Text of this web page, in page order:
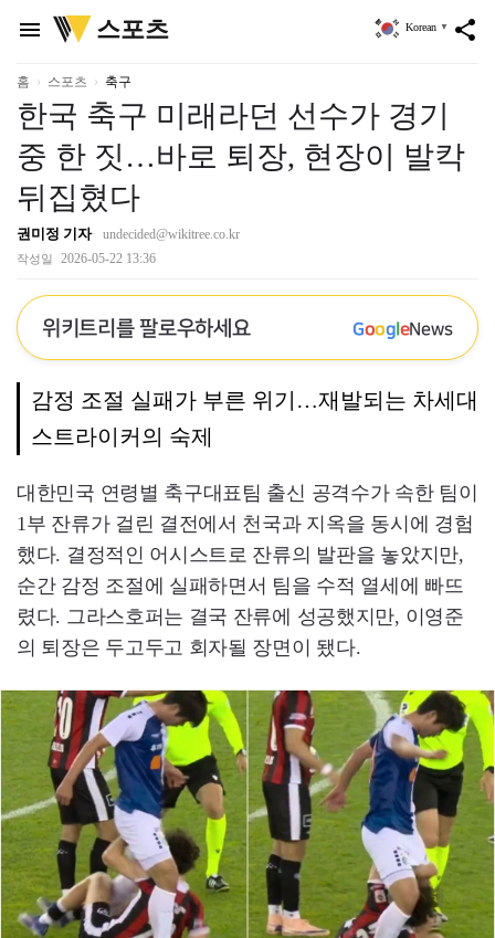
menu
위
키
리
스포츠 share
Korean ▼
홈 스포츠 축구
한국 축구 미래라던 선수가 경기
중 한 짓…바로 퇴장, 현장이 발칵
뒤집혔다
권미정 기자 undecided@wikitree.co.kr
작성일 2026-05-22 13:36
위키트리를 팔로우하세요 GoogleNews
감정 조절 실패가 부른 위기…재발되는 차세대
스트라이커의 숙제
대한민국 연령별 축구대표팀 출신 공격수가 속한 팀이
1부 잔류가 걸린 결전에서 천국과 지옥을 동시에 경험
했다. 결정적인 어시스트로 잔류의 발판을 놓았지만,
순간 감정 조절에 실패하면서 팀을 수적 열세에 빠뜨
렸다. 그라스호퍼는 결국 잔류에 성공했지만, 이영준
의 퇴장은 두고두고 회자될 장면이 됐다.